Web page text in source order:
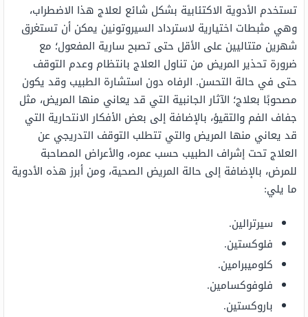
تستخدم الأدوية الاكتئابية بشكل شائع لعلاج هذا الاضطراب،
وهي مثبطات اختيارية لاسترداد السيروتونين يمكن أن تستغرق
شهرين متتاليين على الأقل حتى تصبح سارية المفعول؛ مع
ضرورة تحذير المريض من تناول العلاج بانتظام وعدم التوقف
حتى في حالة التحسن. الرفاه دون استشارة الطبيب وقد يكون
مصحوبًا بعلاج؛ الآثار الجانبية التي قد يعاني منها المريض، مثل
جفاف الفم والتقيؤ، بالإضافة إلى بعض الأفكار الانتحارية التي
قد يعاني منها المريض والتي تتطلب التوقف التدريجي عن
العلاج تحت إشراف الطبيب حسب عمره، والأعراض المصاحبة
للمرض، بالإضافة إلى حالة المريض الصحية، ومن أبرز هذه الأدوية
ما يلي:
سيرترالين.
فلوكستين.
كلوميبرامين.
فلوفوكسامين.
باروكستين.